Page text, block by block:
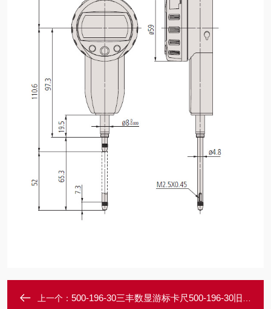
上一个： 500-196-30三丰数显游标卡尺500-196-30旧货号500-196-20